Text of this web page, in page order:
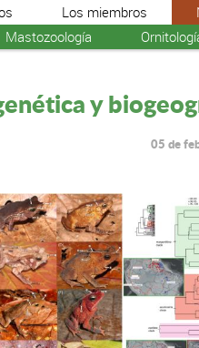
Los miembros
Mastozoología
y
05 de